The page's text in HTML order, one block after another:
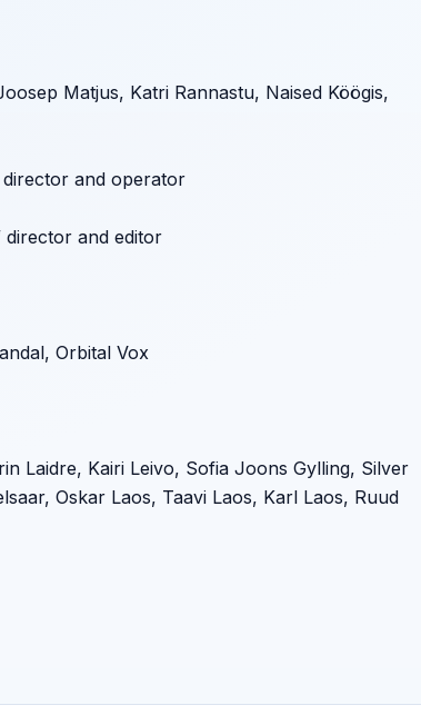
Matjus, Katri Rannastu, Naised Köögis,
and operator
director and editor
Orbital Vox
Laidre, Kairi Leivo, Sofia Joons Gylling, Silver
Oskar Laos, Taavi Laos, Karl Laos, Ruud